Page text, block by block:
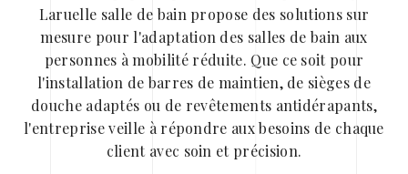
Laruelle salle de bain propose des solutions sur
mesure pour l'adaptation des salles de bain aux
personnes à mobilité réduite. Que ce soit pour
l'installation de barres de maintien, de sièges de
douche adaptés ou de revêtements antidérapants,
l'entreprise veille à répondre aux besoins de chaque
client avec soin et précision.